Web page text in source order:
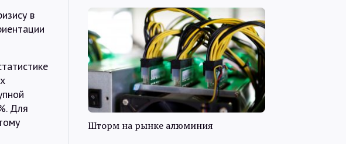
в
Для
Шторм на рынке алюминия